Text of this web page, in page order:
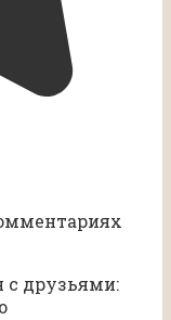
с друзьями: